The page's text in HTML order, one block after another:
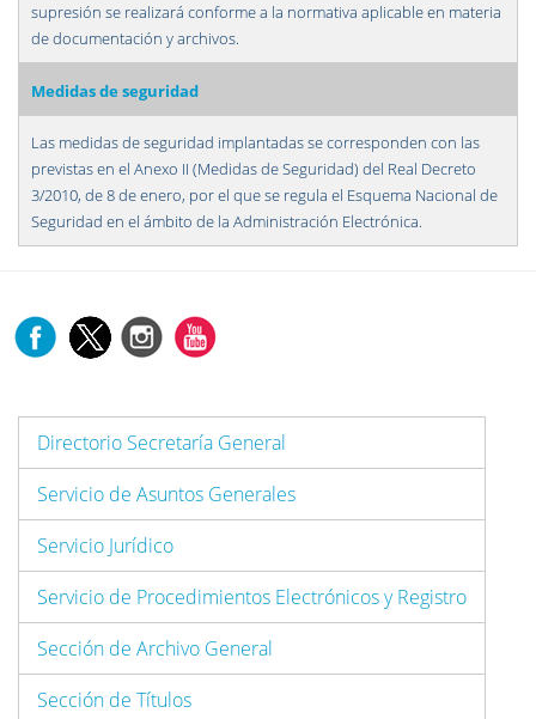
supresión se realizará conforme a la normativa aplicable en materia
de documentación y archivos.
Medidas de seguridad
Las medidas de seguridad implantadas se corresponden con las
previstas en el Anexo II (Medidas de Seguridad) del Real Decreto
3/2010, de 8 de enero, por el que se regula el Esquema Nacional de
Seguridad en el ámbito de la Administración Electrónica.
Directorio Secretaría General
Servicio de Asuntos Generales
Servicio Jurídico
Servicio de Procedimientos Electrónicos y Registro
Sección de Archivo General
Sección de Títulos